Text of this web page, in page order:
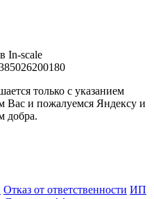
In-scale
только с указанием
и пожалуемся Яндексу и
добра.
Отказ от ответственности ИП